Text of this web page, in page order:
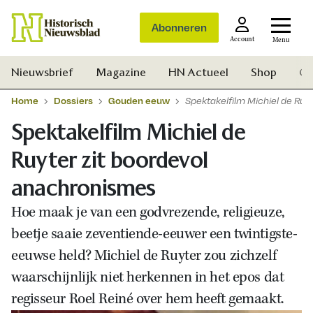
Abonneren
Account Menu
Zoek
Nieuwsbrief Magazine HN Actueel Shop
Home Dossiers Gouden eeuw Spektakelfilm Michiel de
Spektakelfilm Michiel de
Ruyter zit boordevol
anachronismes
Hoe maak je van een godvrezende, religieuze,
beetje saaie zeventiende-eeuwer een twintigste-
eeuwse held? Michiel de Ruyter zou zichzelf
waarschijnlijk niet herkennen in het epos dat
regisseur Roel Reiné over hem heeft gemaakt.